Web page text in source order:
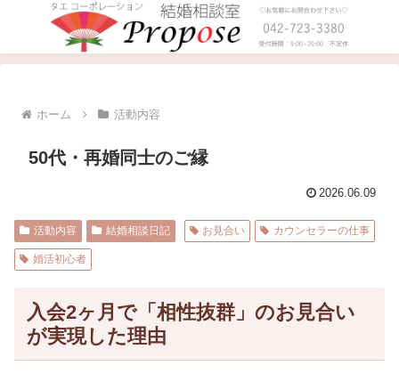
ホーム 活動内容
50代・再婚同士のご縁
2026.06.09
活動内容 結婚相談日記 お見合い カウンセラーの仕事
婚活初心者
入会2ヶ月で「相性抜群」のお見合い
が実現した理由